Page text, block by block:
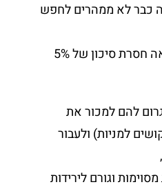
כבר לא ממהרים לחפש
מכיוון שניתן להשיג תשואה חסרת סיכון של 5%
להם למכור את
למניות) ולעבור
וגורם לירידות